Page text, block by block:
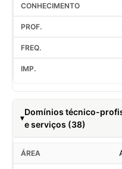
Domínios técnico-
e serviços (38)